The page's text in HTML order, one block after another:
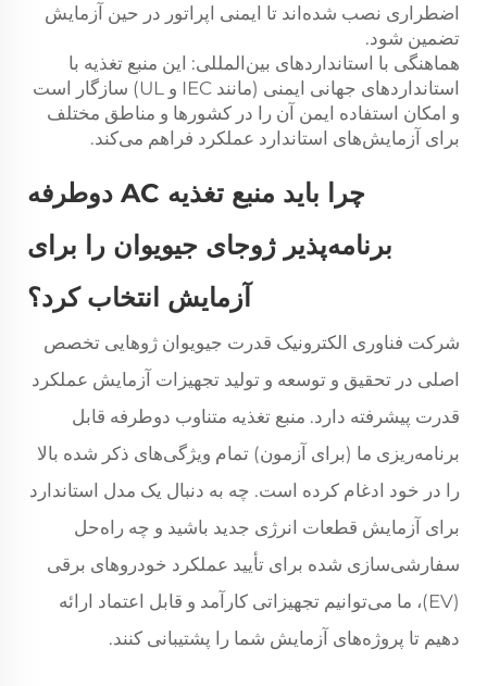
اضطراری نصب شده‌اند تا ایمنی اپراتور در حین آزمایش
تضمین شود.
هماهنگی با استانداردهای بین‌المللی: این منبع تغذیه با
استانداردهای جهانی ایمنی (مانند IEC و UL) سازگار است
و امکان استفاده ایمن آن را در کشورها و مناطق مختلف
برای آزمایش‌های استاندارد عملکرد فراهم می‌کند.
چرا باید منبع تغذیه AC دوطرفه
برنامه‌پذیر ژوجای جیویوان را برای
آزمایش انتخاب کرد؟
شرکت فناوری الکترونیک قدرت جیویوان ژوهایی تخصص
اصلی در تحقیق و توسعه و تولید تجهیزات آزمایش عملکرد
قدرت پیشرفته دارد. منبع تغذیه متناوب دوطرفه قابل
برنامه‌ریزی ما (برای آزمون) تمام ویژگی‌های ذکر شده بالا
را در خود ادغام کرده است. چه به دنبال یک مدل استاندارد
برای آزمایش قطعات انرژی جدید باشید و چه راه‌حل
سفارشی‌سازی شده برای تأیید عملکرد خودروهای برقی
(EV)، ما می‌توانیم تجهیزاتی کارآمد و قابل اعتماد ارائه
دهیم تا پروژه‌های آزمایش شما را پشتیبانی کنند.